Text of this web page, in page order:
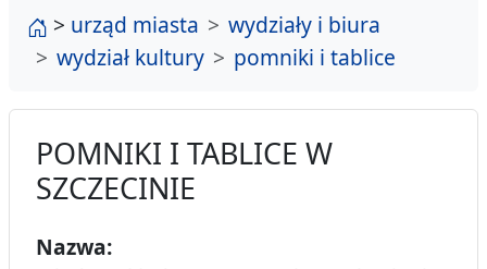
strona główna
> urząd miasta
wydziały i biura
wydział kultury
pomniki i tablice
POMNIKI I TABLICE W
SZCZECINIE
Nazwa: